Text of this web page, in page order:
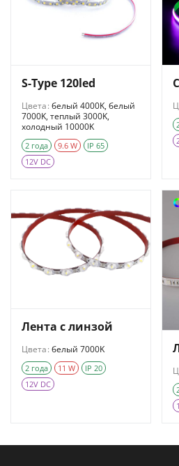
S-Type 120led
Цвета: белый 4000K, белый
7000K, теплый 3000K,
холодный 10000K
2 года 9.6 W
IP 65
12V DC
Лента с линзой
Цвета: белый 7000K
2 года 11 W
IP 20
12V DC